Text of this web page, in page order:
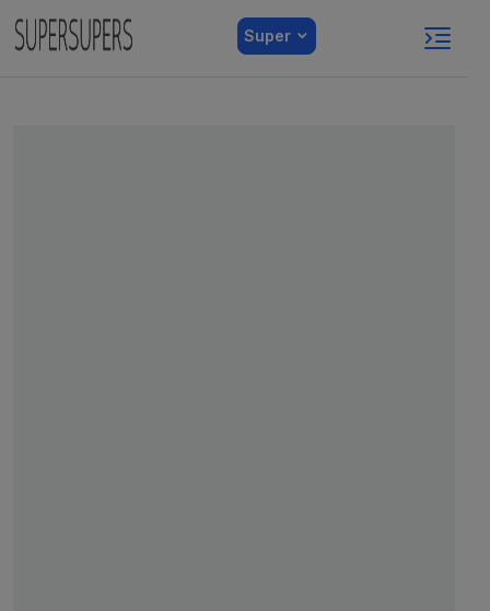
Super